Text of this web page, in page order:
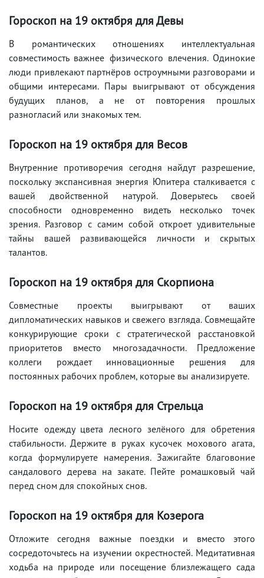
Гороскоп на 19 октября для Девы
В романтических отношениях интеллектуальная
совместимость важнее физического влечения. Одинокие
люди привлекают партнёров остроумными разговорами и
общими интересами. Пары выигрывают от обсуждения
будущих планов, а не от повторения прошлых
разногласий или знакомых тем.
Гороскоп на 19 октября для Весов
Внутренние противоречия сегодня найдут разрешение,
поскольку экспансивная энергия Юпитера сталкивается с
вашей двойственной натурой. Доверьтесь своей
способности одновременно видеть несколько точек
зрения. Разговор с самим собой откроет удивительные
тайны вашей развивающейся личности и скрытых
талантов.
Гороскоп на 19 октября для Скорпиона
Совместные проекты выигрывают от ваших
дипломатических навыков и свежего взгляда. Совмещайте
конкурирующие сроки с стратегической расстановкой
приоритетов вместо многозадачности. Предложение
коллеги рождает инновационные решения для
постоянных рабочих проблем, которые вы анализируете.
Гороскоп на 19 октября для Стрельца
Носите одежду цвета лесного зелёного для обретения
стабильности. Держите в руках кусочек мохового агата,
когда формулируете намерения. Зажигайте благовоние
сандалового дерева на закате. Пейте ромашковый чай
перед сном для спокойных снов.
Гороскоп на 19 октября для Козерога
Отложите сегодня важные поездки и вместо этого
сосредоточьтесь на изучении окрестностей. Медитативная
ходьба на природе или посещение близлежащего сада